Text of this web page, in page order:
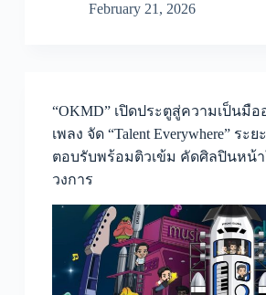
February 21, 2026
“OKMD” เปิดประตูสู่ความเป็นมื
เพลง จัด “Talent Everywhere” ระ
ตอบรับพร้อมติวเข้ม คัดศิลปินหน้
วงการ